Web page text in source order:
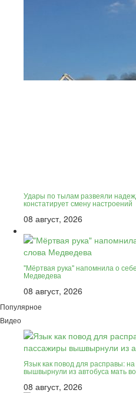
Удары по тылам развеяли
констатирует смену настроений
08 август, 2026
"Мёртвая рука" напомнила о
Медведева
08 август, 2026
Популярное
Видео
Язык как повод для расправы:
вышвырнули из автобуса мать
08 август, 2026